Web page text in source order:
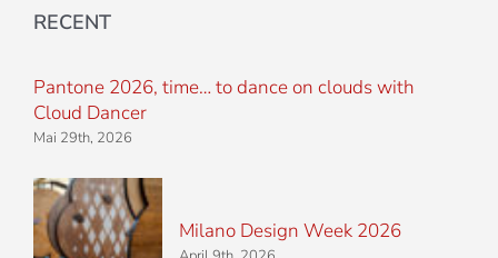
RECENT
Pantone 2026, time… to dance on clouds with
Cloud Dancer
Mai 29th, 2026
Milano Design Week 2026